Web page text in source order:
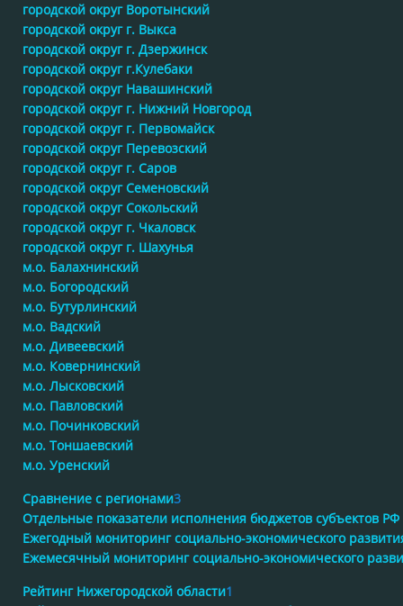
городской округ Воротынский
городской округ г. Выкса
городской округ г. Дзержинск
городской округ г.Кулебаки
городской округ Навашинский
городской округ г. Нижний Новгород
городской округ г. Первомайск
городской округ Перевозский
городской округ г. Саров
городской округ Семеновский
городской округ Сокольский
городской округ г. Чкаловск
городской округ г. Шахунья
м.о. Балахнинский
м.о. Богородский
м.о. Бутурлинский
м.о. Вадский
м.о. Дивеевский
м.о. Ковернинский
м.о. Лысковский
м.о. Павловский
м.о. Починковский
м.о. Тоншаевский
м.о. Уренский
Сравнение с регионами3
Отдельные показатели исполнения бюджетов субъектов РФ
Ежегодный мониторинг социально-экономического
Ежемесячный мониторинг социально-экономического
Рейтинг Нижегородской области1